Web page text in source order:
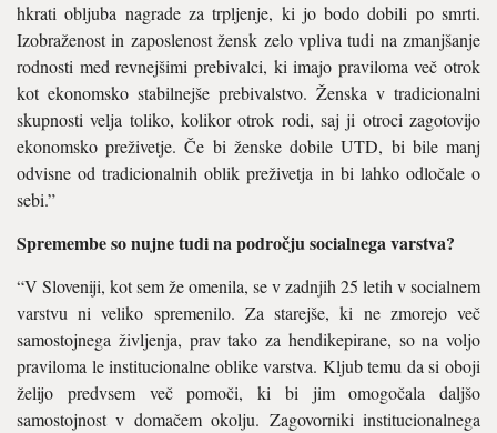
hkrati obljuba nagrade za trpljenje, ki jo bodo dobili po smrti.
Izobraženost in zaposlenost žensk zelo vpliva tudi na zmanj­šanje
rodnosti med revnejšimi prebivalci, ki imajo praviloma več otrok
kot ekonomsko stabilnejše prebivalstvo. Ženska v tradicional­ni
skupnosti velja toliko, kolikor otrok rodi, saj ji otroci zagotovijo
ekonomsko preživetje. Če bi ženske dobile UTD, bi bile manj
odvisne od tradicionalnih oblik preživetja in bi lahko odločale o
sebi.”
Spremembe so nujne tudi na po­dročju socialnega varstva?
“V Sloveniji, kot sem že omenila, se v zadnjih 25 letih v socialnem
varstvu ni veliko spremenilo. Za starejše, ki ne zmorejo več
samostojnega življenja, prav tako za hendikepirane, so na voljo
pravi­loma le institucionalne oblike var­stva. Kljub temu da si oboji
želijo predvsem več pomoči, ki bi jim omogočala daljšo
samostojnost v domačem okolju. Zagovorniki in­stitucionalnega